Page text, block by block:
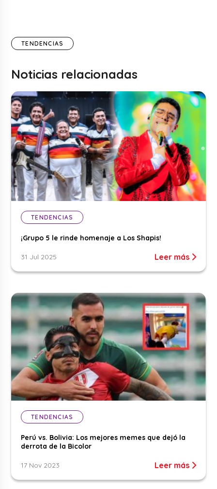
TENDENCIAS
Noticias relacionadas
TENDENCIAS
¡Grupo 5 le rinde homenaje a Los Shapis!
31 Jul 2025 Leer más
TENDENCIAS
Perú vs. Bolivia: Los mejores memes que dejó la
derrota de la Bicolor
17 Nov 2023 Leer más